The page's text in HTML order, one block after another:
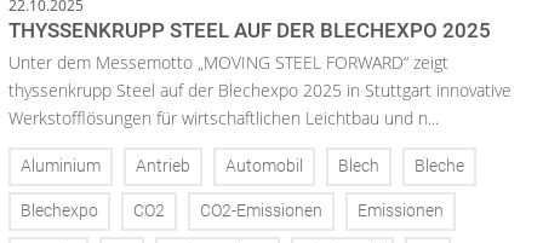
22.10.2025
THYSSENKRUPP STEEL AUF DER BLECHEXPO 2025
Unter dem Messemotto „MOVING STEEL FORWARD“ zeigt
thyssenkrupp Steel auf der Blechexpo 2025 in Stuttgart innovative
Werkstofflösungen für wirtschaftlichen Leichtbau und n...
Aluminium Antrieb Automobil Blech Bleche
Blechexpo CO2 CO2-Emissionen Emissionen